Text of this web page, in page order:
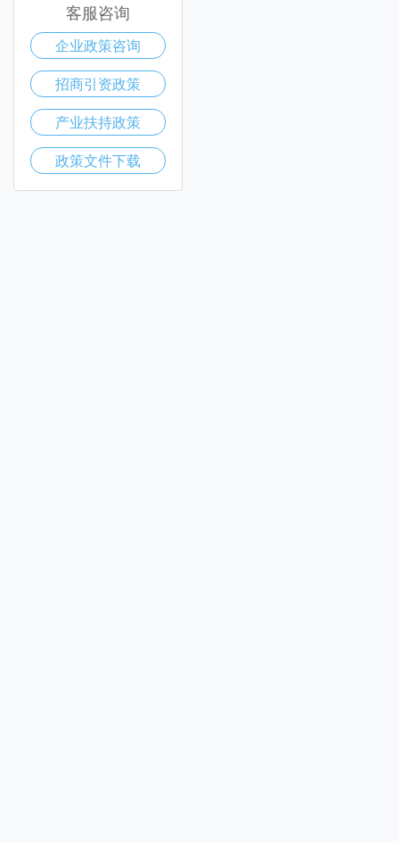
客服咨询
企业政策咨询
招商引资政策
产业扶持政策
政策文件下载